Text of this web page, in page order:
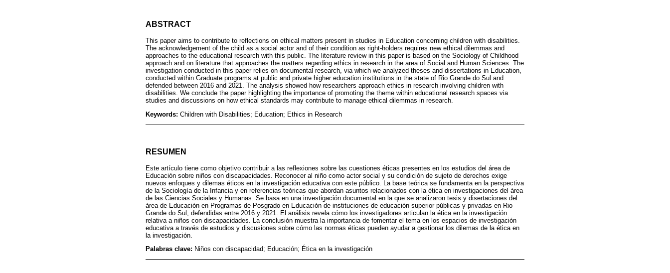
ABSTRACT
This paper aims to contribute to reflections on ethical matters present in studies in Education concerning children with disabilities.
The acknowledgement of the child as a social actor and of their condition as right-holders requires new ethical dilemmas and
approaches to the educational research with this public. The literature review in this paper is based on the Sociology of Childhood
approach and on literature that approaches the matters regarding ethics in research in the area of Social and Human Sciences. The
investigation conducted in this paper relies on documental research, via which we analyzed theses and dissertations in Education,
conducted within Graduate programs at public and private higher education institutions in the state of Rio Grande do Sul and
defended between 2016 and 2021. The analysis showed how researchers approach ethics in research involving children with
disabilities. We conclude the paper highlighting the importance of promoting the theme within educational research spaces via
studies and discussions on how ethical standards may contribute to manage ethical dilemmas in research.
Keywords: Children with Disabilities; Education; Ethics in Research
RESUMEN
Este artículo tiene como objetivo contribuir a las reflexiones sobre las cuestiones éticas presentes en los estudios del área de
Educación sobre niños con discapacidades. Reconocer al niño como actor social y su condición de sujeto de derechos exige
nuevos enfoques y dilemas éticos en la investigación educativa con este público. La base teórica se fundamenta en la perspectiva
de la Sociología de la Infancia y en referencias teóricas que abordan asuntos relacionados con la ética en investigaciones del área
de las Ciencias Sociales y Humanas. Se basa en una investigación documental en la que se analizaron tesis y disertaciones del
área de Educación en Programas de Posgrado en Educación de instituciones de educación superior públicas y privadas en Rio
Grande do Sul, defendidas entre 2016 y 2021. El análisis revela cómo los investigadores articulan la ética en la investigación
relativa a niños con discapacidades. La conclusión muestra la importancia de fomentar el tema en los espacios de investigación
educativa a través de estudios y discusiones sobre cómo las normas éticas pueden ayudar a gestionar los dilemas de la ética en
la investigación.
Palabras clave: Niños con discapacidad; Educación; Ética en la investigación